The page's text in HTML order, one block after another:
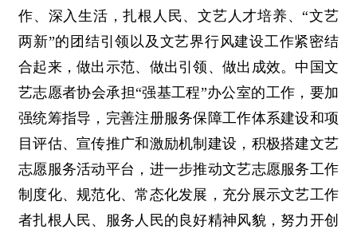
作、深入生活，扎根人民、文艺人才培养、“文艺
两新”的团结引领以及文艺界行风建设工作紧密结
合起来，做出示范、做出引领、做出成效。中国文
艺志愿者协会承担“强基工程”办公室的工作，要加
强统筹指导，完善注册服务保障工作体系建设和项
目评估、宣传推广和激励机制建设，积极搭建文艺
志愿服务活动平台，进一步推动文艺志愿服务工作
制度化、规范化、常态化发展，充分展示文艺工作
者扎根人民、服务人民的良好精神风貌，努力开创